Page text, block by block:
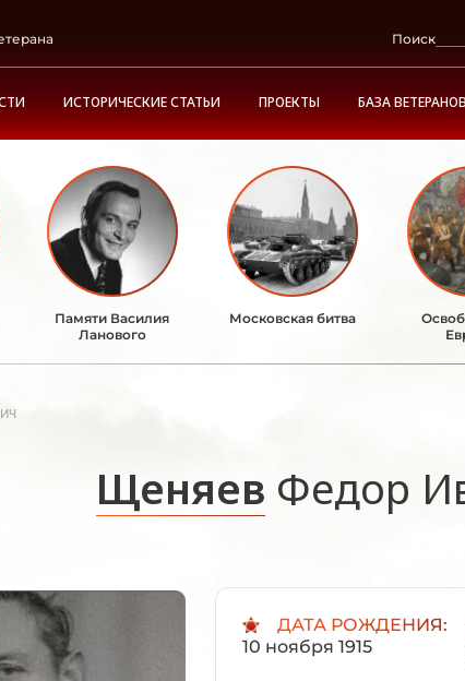
Поиск
ИСТОРИЧЕСКИЕ СТАТЬИ ПРОЕКТЫ БАЗА ВЕТЕРАНОВ
Памяти Василия
Ланового
Московская битва
Щеняев Федор
ДАТА РОЖДЕНИЯ:
10 ноября 1915